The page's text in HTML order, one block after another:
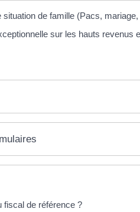
de famille (Pacs,
sur les hauts revenus
fiscal de référence ?